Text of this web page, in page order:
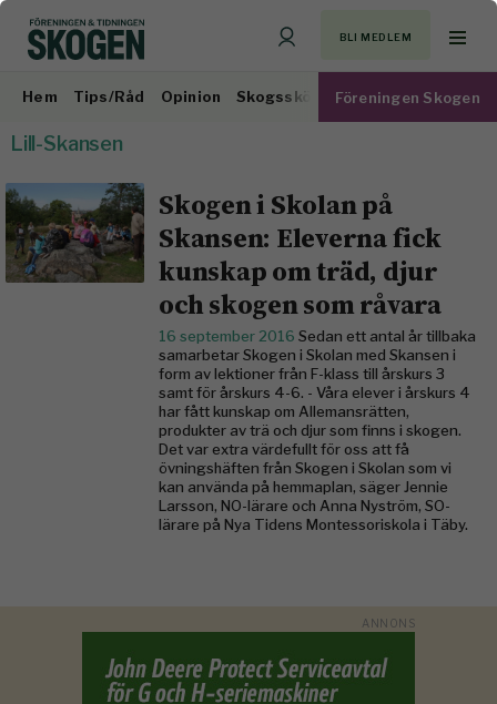
BLI MEDLEM
Hem Tips/Råd Opinion Skogsskötsel Virkesmarknad
Föreningen Skogen
Lill-Skansen
Skogen i Skolan på
Skansen: Eleverna fick
kunskap om träd, djur
och skogen som råvara
16 september 2016 Sedan ett antal år tillbaka
samarbetar Skogen i Skolan med Skansen i
form av lektioner från F-klass till årskurs 3
samt för årskurs 4-6. - Våra elever i årskurs 4
har fått kunskap om Allemansrätten,
produkter av trä och djur som finns i skogen.
Det var extra värdefullt för oss att få
övningshäften från Skogen i Skolan som vi
kan använda på hemmaplan, säger Jennie
Larsson, NO-lärare och Anna Nyström, SO-
lärare på Nya Tidens Montessoriskola i Täby.